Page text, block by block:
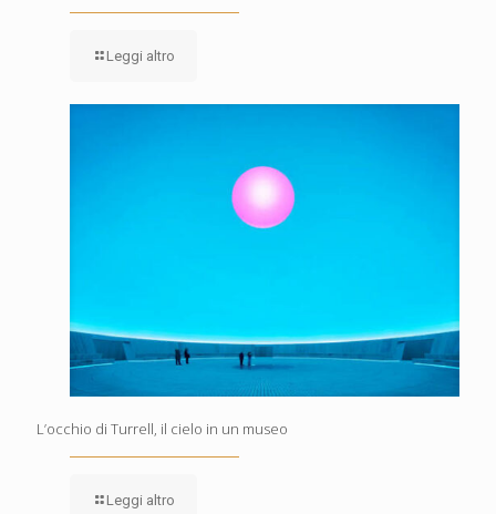
Leggi altro
L’occhio di Turrell, il cielo in un museo
Leggi altro